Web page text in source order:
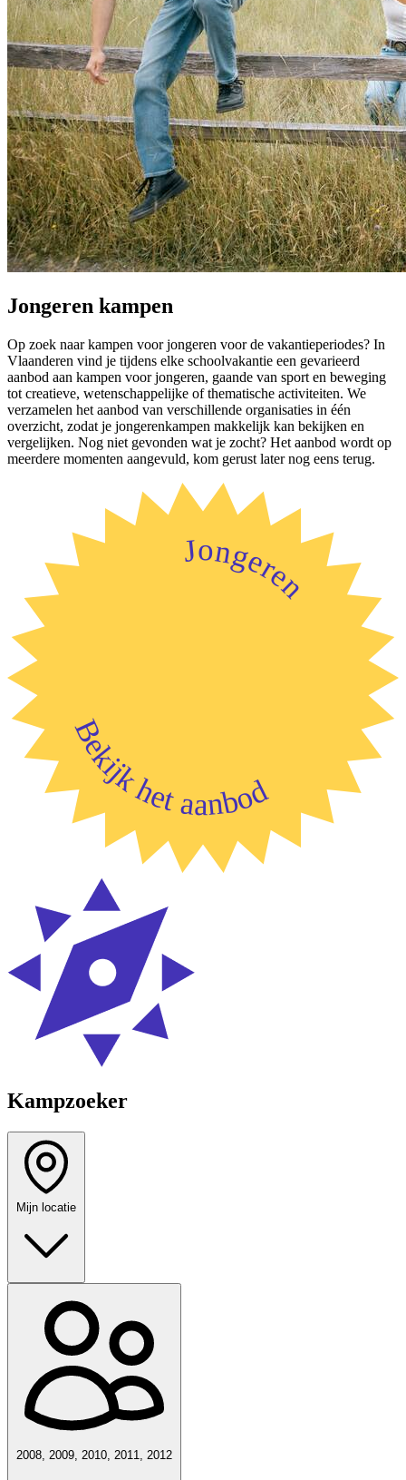
Jongeren kampen
Op zoek naar kampen voor jongeren voor de vakantieperiodes? In
Vlaanderen vind je tijdens elke schoolvakantie een gevarieerd
aanbod aan kampen voor jongeren, gaande van sport en beweging
tot creatieve, wetenschappelijke of thematische activiteiten. We
verzamelen het aanbod van verschillende organisaties in één
overzicht, zodat je jongerenkampen makkelijk kan bekijken en
vergelijken. Nog niet gevonden wat je zocht? Het aanbod wordt op
meerdere momenten aangevuld, kom gerust later nog eens terug.
Jongeren
Bekijk het aanbod
Kampzoeker
Mijn locatie
2008, 2009, 2010, 2011, 2012